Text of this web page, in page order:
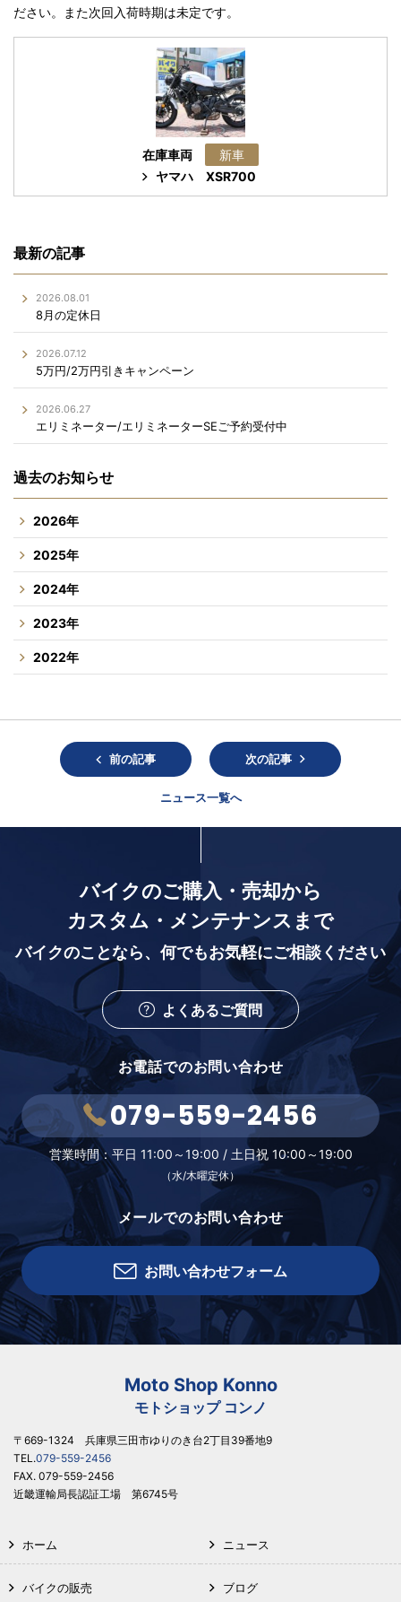
ださい。また次回入荷時期は未定です。
在庫車両
新車
ヤマハXSR700
最新の記事
2026.08.01
8月の定休日
2026.07.12
5万円/2万円引きキャンペーン
2026.06.27
エリミネーター/エリミネーターSEご予約受付中
過去のお知らせ
2026年
2025年
2024年
2023年
2022年
前の記事
ニュース一覧へ
次の記事
バイクのご購入・売却から
カスタム・メンテナンスまで
バイクのことなら、 何でもお気軽にご相談ください
よくあるご質問
お電話でのお問い合わせ
079-559-2456
営業時間：平日 11:00～19:00 / 土日祝 10:00～19:00
（水/木曜定休）
メールでのお問い合わせ
お問い合わせフォーム
Moto Shop Konno
モトショップ コンノ
〒669-1324 兵庫県三田市ゆりのき台2丁目39番地9
TEL.079-559-2456
FAX. 079-559-2456
近畿運輸局長認証工場 第6745号
ホーム
バイクの販売
ニュース
ブログ